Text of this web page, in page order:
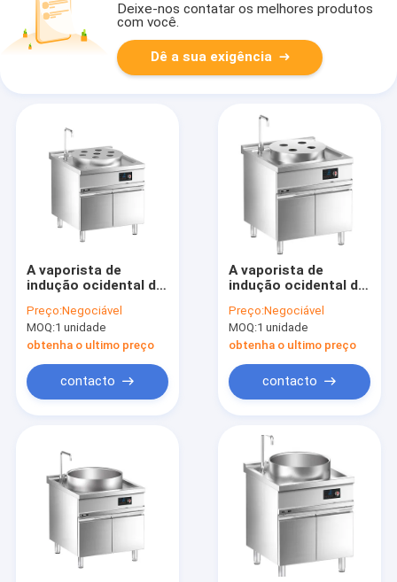
Deixe-nos contatar os melhores produtos
com você.
Dê a sua exigência
A vaporista de
indução ocidental de
Preço:Negociável
MOQ:1 unidade
obtenha o ultimo preço
contacto
A vaporista de
indução ocidental de
Preço:Negociável
MOQ:1 unidade
obtenha o ultimo preço
contacto